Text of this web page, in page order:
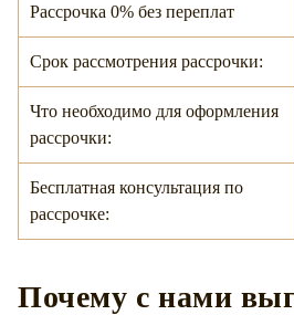
Рассрочка 0% без переплат
Срок рассмотрения рассрочки:
Что необходимо для оформления
рассрочки:
Бесплатная консультация по
рассрочке:
Почему с нами